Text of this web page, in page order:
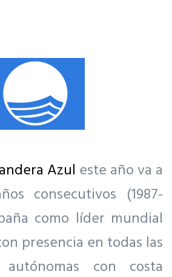
Azul este año va a
consecutivos (1987-
como líder mundial
presencia en todas las
autónomas con costa